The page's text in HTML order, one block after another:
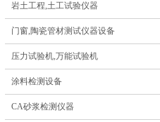
岩土工程,土工试验仪器
门窗,陶瓷管材测试仪器设备
压力试验机,万能试验机
涂料检测设备
CA砂浆检测仪器